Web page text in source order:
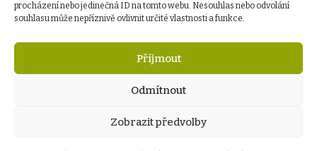
procházení nebo jedinečná ID na tomto webu. Nesouhlas nebo odvolání
souhlasu může nepříznivě ovlivnit určité vlastnosti a funkce.
Příjmout
Odmítnout
Zobrazit předvolby
Ochrana osobních údajů :
informace o zpracování osobních údajů
sazebník úhrad za poskytování informací